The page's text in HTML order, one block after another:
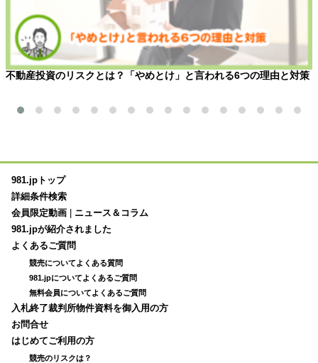
不動産投資のリスクとは？「やめとけ」と言われる6つの理由と対策
981.jpトップ
詳細条件検索
会員限定動画
ニュース＆コラム
981.jpが紹介されました
よくあるご質問
競売についてよくある質問
981.jpについてよくあるご質問
無料会員についてよくあるご質問
入札終了裁判所物件資料を御入用の方
お問合せ
はじめてご利用の方
競売のリスクは？